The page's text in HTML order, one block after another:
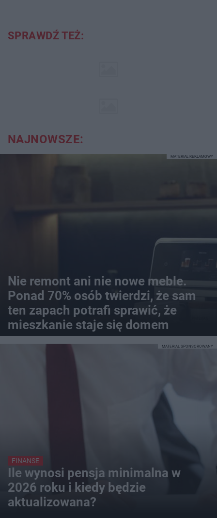
SPRAWDŹ TEŻ:
NAJNOWSZE:
Nie remont ani nie nowe meble.
Ponad 70% osób twierdzi, że sam
ten zapach potrafi sprawić, że
mieszkanie staje się domem
MATERIAŁ REKLAMOWY
FINANSE
Ile wynosi pensja minimalna w
2026 roku i kiedy będzie
aktualizowana?
MATERIAŁ SPONSOROWANY